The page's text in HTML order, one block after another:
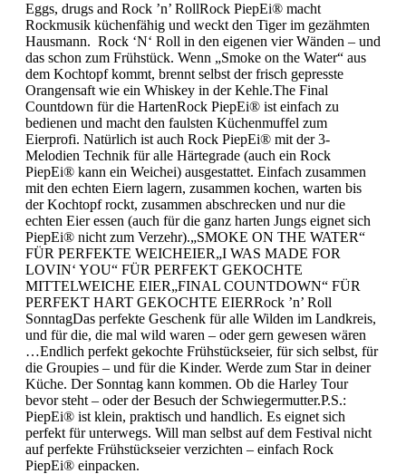
Eggs, drugs and Rock ’n’ RollRock PiepEi® macht
Rockmusik küchenfähig und weckt den Tiger im gezähmten
Hausmann. Rock ‘N‘ Roll in den eigenen vier Wänden – und
das schon zum Frühstück. Wenn „Smoke on the Water“ aus
dem Kochtopf kommt, brennt selbst der frisch gepresste
Orangensaft wie ein Whiskey in der Kehle.The Final
Countdown für die HartenRock PiepEi® ist einfach zu
bedienen und macht den faulsten Küchenmuffel zum
Eierprofi. Natürlich ist auch Rock PiepEi® mit der 3-
Melodien Technik für alle Härtegrade (auch ein Rock
PiepEi® kann ein Weichei) ausgestattet. Einfach zusammen
mit den echten Eiern lagern, zusammen kochen, warten bis
der Kochtopf rockt, zusammen abschrecken und nur die
echten Eier essen (auch für die ganz harten Jungs eignet sich
PiepEi® nicht zum Verzehr).„SMOKE ON THE WATER“
FÜR PERFEKTE WEICHEIER„I WAS MADE FOR
LOVIN‘ YOU“ FÜR PERFEKT GEKOCHTE
MITTELWEICHE EIER„FINAL COUNTDOWN“ FÜR
PERFEKT HART GEKOCHTE EIERRock ’n’ Roll
SonntagDas perfekte Geschenk für alle Wilden im Landkreis,
und für die, die mal wild waren – oder gern gewesen wären
…Endlich perfekt gekochte Frühstückseier, für sich selbst, für
die Groupies – und für die Kinder. Werde zum Star in deiner
Küche. Der Sonntag kann kommen. Ob die Harley Tour
bevor steht – oder der Besuch der Schwiegermutter.P.S.:
PiepEi® ist klein, praktisch und handlich. Es eignet sich
perfekt für unterwegs. Will man selbst auf dem Festival nicht
auf perfekte Frühstückseier verzichten – einfach Rock
PiepEi® einpacken.